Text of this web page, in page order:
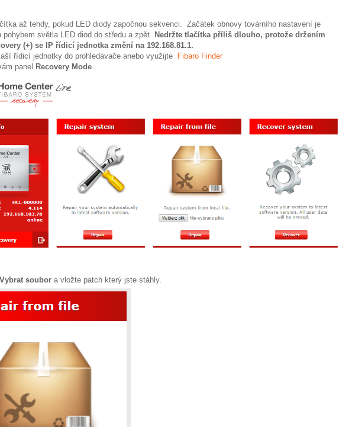
až tehdy, pokud LED diody započnou sekvenci. Začátek obnovy továrního nastavení je
pohybem světla LED diod do středu a zpět. Nedržte tlačítka příliš dlouho, protože držením
(+) se IP řídicí jednotka změní na 192.168.81.1.
řídicí jednotky do prohledávače anebo využijte
Fibaro Finder
panel Recovery Mode
Vybrat soubor a vložte patch který jste stáhly.